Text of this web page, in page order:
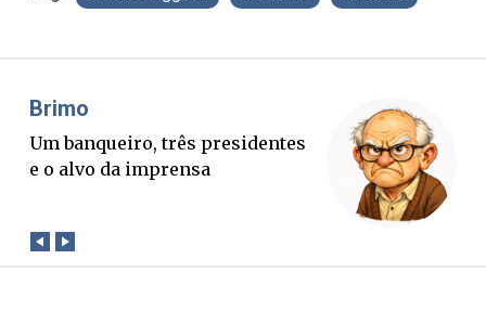
Brimo
Um banqueiro, três presidentes
e o alvo da imprensa